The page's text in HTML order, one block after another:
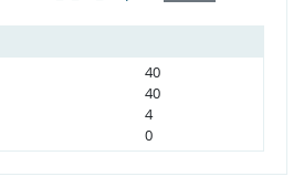
40
40
4
0